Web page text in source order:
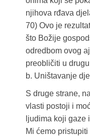
njihova rđava
70) Ovo je
što Božije
odredbom ovog
preobličiti u
b. Uništavanje
S druge strane,
vlasti postoji i
ljudima koji gaze
Mi ćemo